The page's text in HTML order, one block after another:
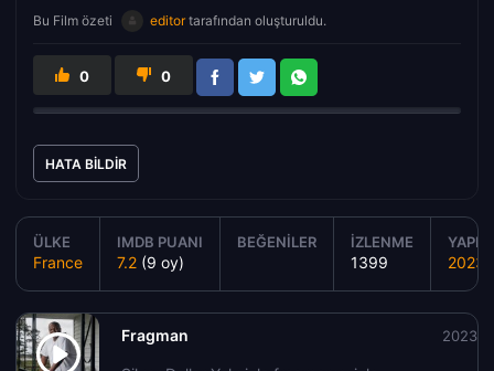
Bu Film özeti editortarafından oluşturuldu.
0 0
HATA BILDIR
ÜLKE
France
IMDB PUANI
7.2 (9 oy)
BEĞENILER İZLENME
1399 2023
Fragman 2023